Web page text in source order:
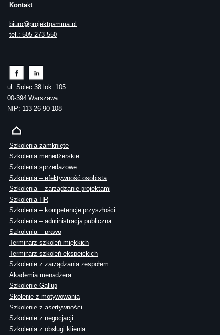
Kontakt
biuro@projektgamma.pl
tel.: 505 273 550
ul. Solec 38 lok. 105
00-394 Warszawa
NIP: 113-26-90-108
Szkolenia zamknięte
Szkolenia menedżerskie
Szkolenia sprzedażowe
Szkolenia – efektywność osobista
Szkolenia – zarządzanie projektami
Szkolenia HR
Szkolenia – kompetencje przyszłości
Szkolenia – administracja publiczna
Szkolenia – prawo
Terminarz szkoleń miękkich
Terminarz szkoleń eksperckich
Szkolenie z zarządzania zespołem
Akademia menadżera
Szkolenie Gallup
Skolenie z motywowania
Szkolenie z asertywności
Szkolenie z negocjacji
Szkolenia z obsługi klienta